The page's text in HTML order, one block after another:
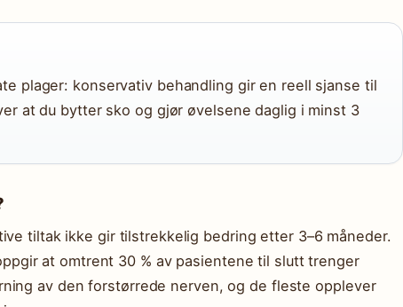
plager: konservativ behandling gir en reell sjanse til
at du bytter sko og gjør øvelsene daglig i minst 3
tiltak ikke gir tilstrekkelig bedring etter 3–6 måneder.
at omtrent 30 % av pasientene til slutt trenger
av den forstørrede nerven, og de fleste opplever